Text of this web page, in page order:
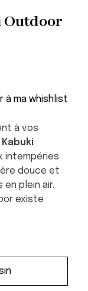
Outdoor
à ma whishlist
à vos
intempéries
douce et
plein air.
existe